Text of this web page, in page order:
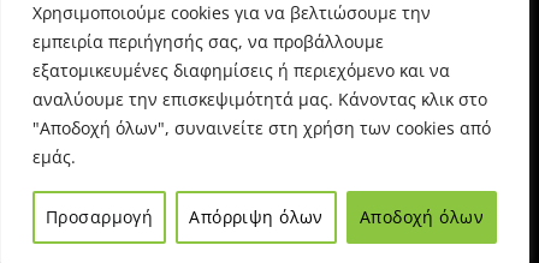
Χρησιμοποιούμε cookies για να βελτιώσουμε την
εμπειρία περιήγησής σας, να προβάλλουμε
εξατομικευμένες διαφημίσεις ή περιεχόμενο και να
αναλύουμε την επισκεψιμότητά μας. Κάνοντας κλικ στο
"Αποδοχή όλων", συναινείτε στη χρήση των cookies από
εμάς.
Προσαρμογή Απόρριψη όλων Αποδοχή όλων
6974725071 (Πρόεδρος Δ.Σ.)
6980054170 (Γραμματέας)
© 2021 Sppartas powered byEntiposis | All rights reserved